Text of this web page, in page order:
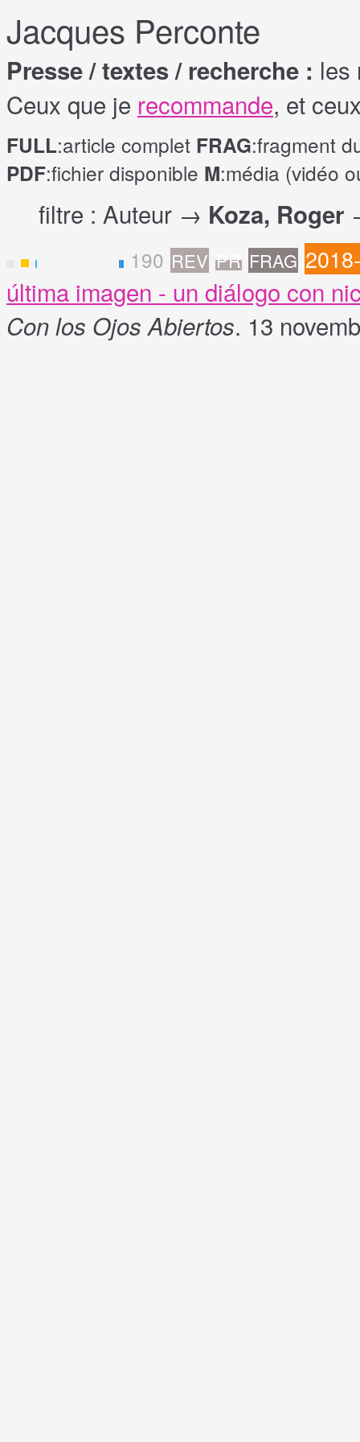
Jacques Perconte
Presse / textes / recherche : les
Ceux que je recommande, et
FULL:article complet FRAG:fragment
PDF:fichier disponible M:média (vidéo
filtre : Auteur → Koza, Roger
E 190 REV PR FRAG
última imagen - un diálogo con
Con los Ojos Abiertos. 13